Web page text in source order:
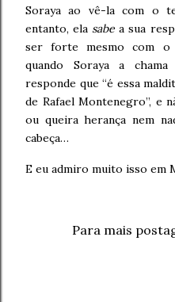
Soraya ao vê-la com o
entanto, ela sabe a sua
ser forte mesmo com o
quando Soraya a
responde que “é essa
de Rafael Montenegro”, e
ou queira herança nem
cabeça…
E eu admiro muito isso em
Para mais